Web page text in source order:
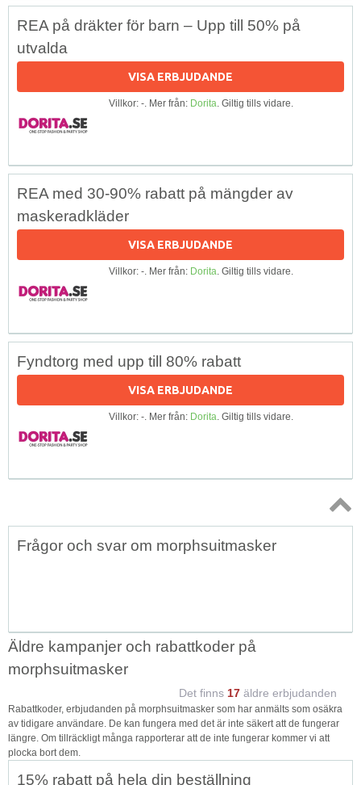
REA på dräkter för barn – Upp till 50% på
utvalda
VISA ERBJUDANDE
Villkor: -. Mer från: Dorita. Giltig tills vidare.
REA med 30-90% rabatt på mängder av
maskeradkläder
VISA ERBJUDANDE
Villkor: -. Mer från: Dorita. Giltig tills vidare.
Fyndtorg med upp till 80% rabatt
VISA ERBJUDANDE
Villkor: -. Mer från: Dorita. Giltig tills vidare.
Topp
Frågor och svar om morphsuitmasker
Äldre kampanjer och rabattkoder på
morphsuitmasker
Det finns 17 äldre erbjudanden
Rabattkoder, erbjudanden på morphsuitmasker som har anmälts som osäkra
av tidigare användare. De kan fungera med det är inte säkert att de fungerar
längre. Om tillräckligt många rapporterar att de inte fungerar kommer vi att
plocka bort dem.
15% rabatt på hela din beställning